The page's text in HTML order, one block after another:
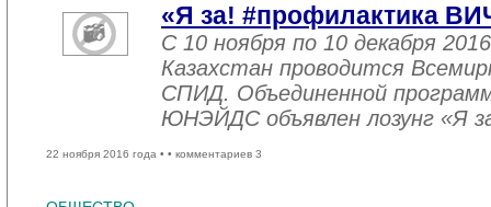
«Я за! #профилактика
С 10 ноября по 10 декабря
Казахстан проводится
СПИД. Объединенной
ЮНЭЙДС объявлен лозунг «Я
22 ноября 2016 года • • комментариев 3